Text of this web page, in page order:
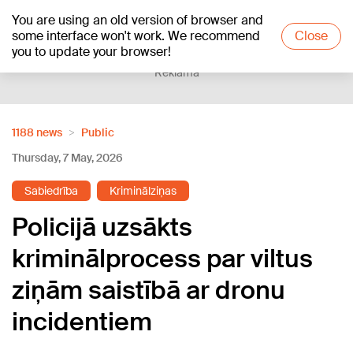
You are using an old version of browser and
some interface won't work. We recommend
you to update your browser!
Close
+21°C
Reklāma
1188 news
Public
Thursday, 7 May, 2026
Sabiedrība Kriminālziņas
Policijā uzsākts
kriminālprocess par viltus
ziņām saistībā ar dronu
incidentiem